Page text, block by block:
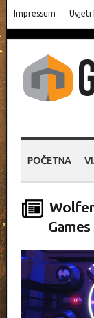
Impressum Uvjeti
POČETNA